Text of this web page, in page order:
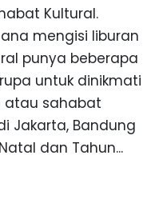
Kultural.
mengisi liburan
punya beberapa
untuk dinikmati
atau sahabat
Jakarta, Bandung
dan Tahun...